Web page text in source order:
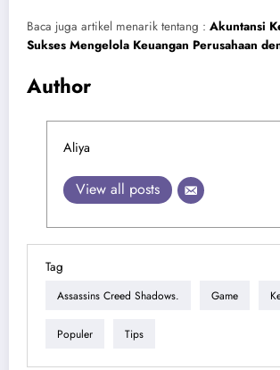
Baca juga artikel menarik tentang : Akuntansi
Sukses Mengelola Keuangan Perusahaan
Author
Aliya
View all posts
Tag
Assassins Creed Shadows. Game
Populer Tips